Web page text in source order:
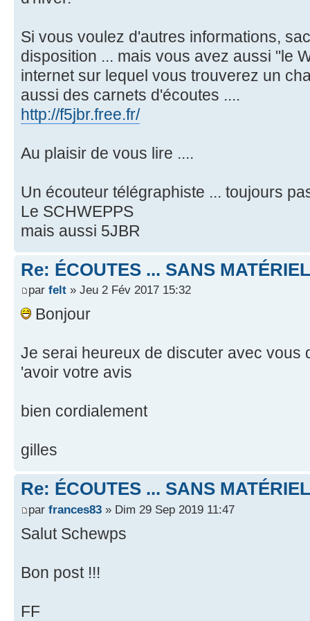
Si vous voulez d'autres informations,
disposition ... mais vous avez aussi "le
internet sur lequel vous trouverez un
aussi des carnets d'écoutes ....
http://f5jbr.free.fr/
Au plaisir de vous lire ....
Un écouteur télégraphiste ... toujours
Le SCHWEPPS
mais aussi 5JBR
Re: ÉCOUTES ... SANS
par felt » Jeu 2 Fév 2017 15:32
Bonjour
Je serai heureux de discuter avec vous
'avoir votre avis
bien cordialement
gilles
Re: ÉCOUTES ... SANS
par frances83 » Dim 29 Sep 2019 11:47
Salut Schewps
Bon post !!!
FF